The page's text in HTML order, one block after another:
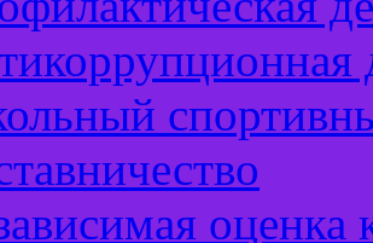
оценка